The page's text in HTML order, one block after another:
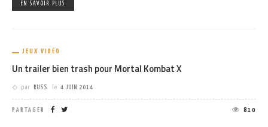
EN SAVOIR PLUS
JEUX VIDÉO
Un trailer bien trash pour Mortal Kombat X
par RUSS le 4 JUIN 2014
PARTAGER 810